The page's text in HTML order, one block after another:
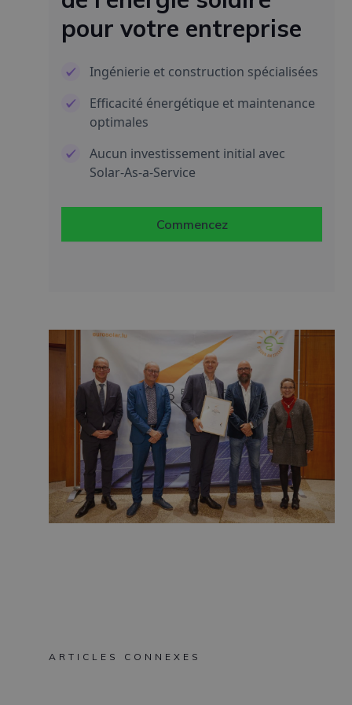
pour votre entreprise
Ingénierie et construction spécialisées
Efficacité énergétique et maintenance
optimales
Aucun investissement initial avec
Solar-As-a-Service
Commencez
ARTICLES CONNEXES